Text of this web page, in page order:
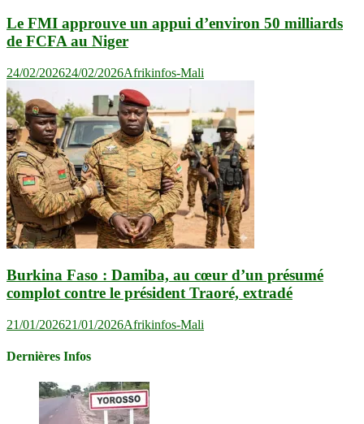
Le FMI approuve un appui d’environ 50 milliards
de FCFA au Niger
24/02/202624/02/2026Afrikinfos-Mali
Burkina Faso : Damiba, au cœur d’un présumé
complot contre le président Traoré, extradé
21/01/202621/01/2026Afrikinfos-Mali
Dernières Infos